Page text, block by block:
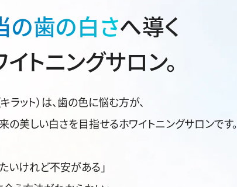
の歯の白さへ導く
トニングサロン。
ラット）は、歯の色に悩む方が、
の美しい白さを目指せるホワイトニングサロンです。
たいけれど不安がある」